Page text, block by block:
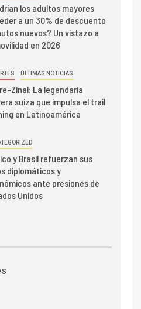
los adultos mayores
a un 30% de descuento
nuevos? Un vistazo a
en 2026
ÚLTIMAS NOTICIAS
Zinal: La legendaria
suiza que impulsa el trail
en Latinoamérica
y Brasil refuerzan sus
diplomáticos y
ante presiones de
Unidos